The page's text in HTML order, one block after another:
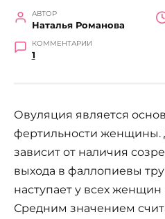
АВТОР
Наталья Романова
КОММЕНТАРИИ
1
Овуляция является
фертильности женщины.
зависит от наличия
выхода в фаллопиевы
наступает у всех
Средним значением